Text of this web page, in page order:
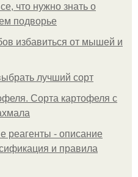
что нужно знать о
подворье
избавиться от мышей и
лучший сорт
Сорта картофеля с
реагенты - описание
и правила